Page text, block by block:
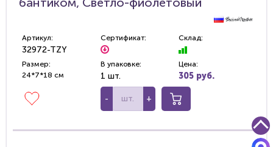
Артикул:
32972-TZY
Сертификат: Склад:
Размер:
24*7*18 см
В упаковке:
1 шт.
Цена:
305 руб.
- +